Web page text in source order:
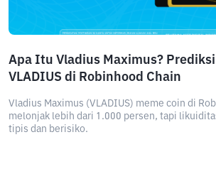
Apa Itu Vladius Maximus?
VLADIUS di Robinhood Chain
Vladius Maximus (VLADIUS) meme coin di
melonjak lebih dari 1.000 persen, tapi
tipis dan berisiko.